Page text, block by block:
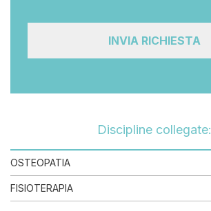
Discipline collegate:
OSTEOPATIA
FISIOTERAPIA